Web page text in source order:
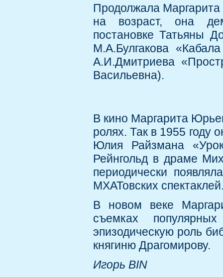
Продолжала Маргарита
на возраст, она
постановке Татьяны
М.А.Булгакова
А.И.Дмитриева
Васильевна).
В кино Маргарита
ролях. Так в 1955 году
Юлия Райзмана
Рейнгольд в драме
периодически
МХАТовских
В новом веке
съемках
эпизодическую роль
княгиню Драгомирову.
Игорь BIN